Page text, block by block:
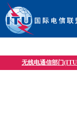
无线电通信部门